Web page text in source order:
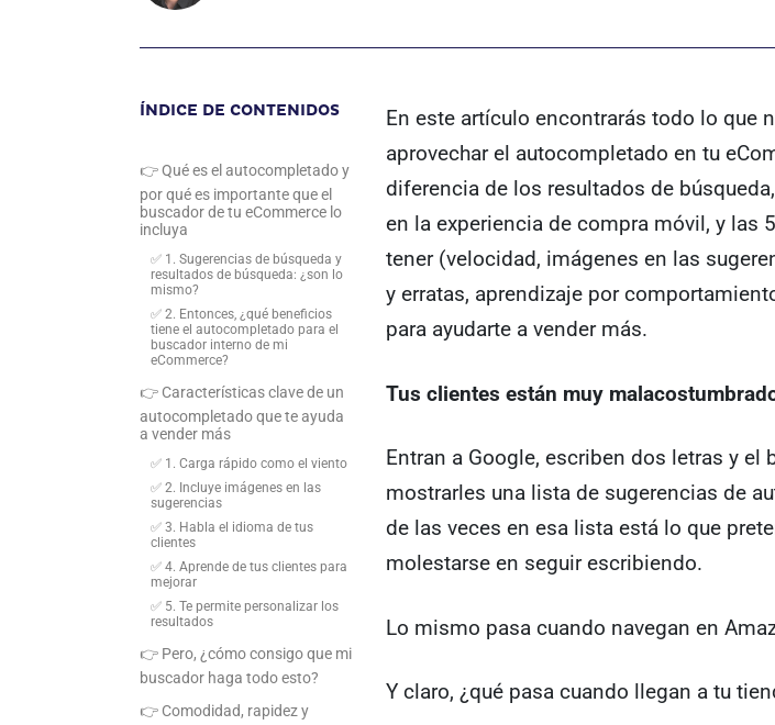
ÍNDICE DE CONTENIDOS
👉 Qué es el autocompletado y
por qué es importante que el
buscador de tu eCommerce lo
incluya
✅ 1. Sugerencias de búsqueda y
resultados de búsqueda: ¿son lo
mismo?
✅ 2. Entonces, ¿qué beneficios
tiene el autocompletado para el
buscador interno de mi
eCommerce?
👉 Características clave de un
autocompletado que te ayuda
a vender más
✅ 1. Carga rápido como el viento
✅ 2. Incluye imágenes en las
sugerencias
✅ 3. Habla el idioma de tus
clientes
✅ 4. Aprende de tus clientes para
mejorar
✅ 5. Te permite personalizar los
resultados
👉 Pero, ¿cómo consigo que mi
buscador haga todo esto?
👉 Comodidad, rapidez y
En este artículo encontrarás todo lo que
aprovechar el autocompletado en tu
diferencia de los resultados de
en la experiencia de compra móvil, y las
tener (velocidad, imágenes en las
y erratas, aprendizaje por
para ayudarte a vender más.
Tus clientes están muy
Entran a Google, escriben dos letras y el
mostrarles una lista de sugerencias de
de las veces en esa lista está lo que
molestarse en seguir escribiendo.
Lo mismo pasa cuando navegan en
Y claro, ¿qué pasa cuando llegan a tu